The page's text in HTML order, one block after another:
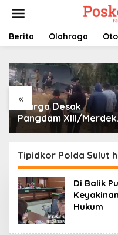
Berita Olahraga
«
Warga Desak
Pangdam XIII/
Tarik Prajurit dari
“Rakyat Tidak Butuh
Tentara di Lokasi
Tambang”
Tipidkor Polda Sulut
Di Balik
Hukum